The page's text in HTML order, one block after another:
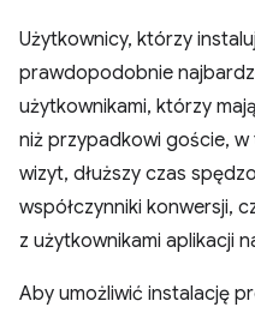
Użytkownicy, którzy
prawdopodobnie
użytkownikami, którzy
niż przypadkowi goście,
wizyt, dłuższy czas
współczynniki konwersji,
z użytkownikami aplikacji
Aby umożliwić instalację